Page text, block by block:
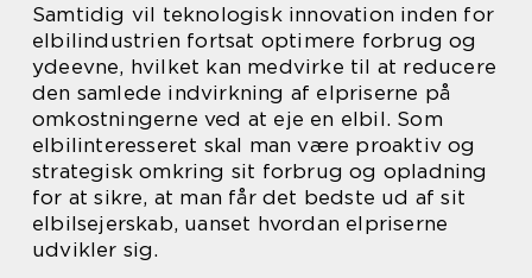
Samtidig vil teknologisk innovation inden for
elbilindustrien fortsat optimere forbrug og
ydeevne, hvilket kan medvirke til at reducere
den samlede indvirkning af elpriserne på
omkostningerne ved at eje en elbil. Som
elbilinteresseret skal man være proaktiv og
strategisk omkring sit forbrug og opladning
for at sikre, at man får det bedste ud af sit
elbilsejerskab, uanset hvordan elpriserne
udvikler sig.